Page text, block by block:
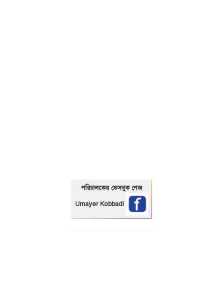
পরিচালকের ফেসবুক পেজ
Umayer Kobbadi